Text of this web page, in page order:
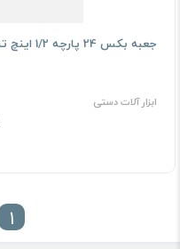
جعبه بکس 24 پارچه 1/2 اینچ تندیس کد TT-2447
ابزار آلات دستی
1